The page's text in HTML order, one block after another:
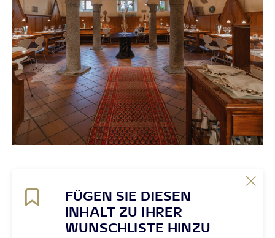
FÜGEN SIE DIESEN
INHALT ZU IHRER
WUNSCHLISTE HINZU